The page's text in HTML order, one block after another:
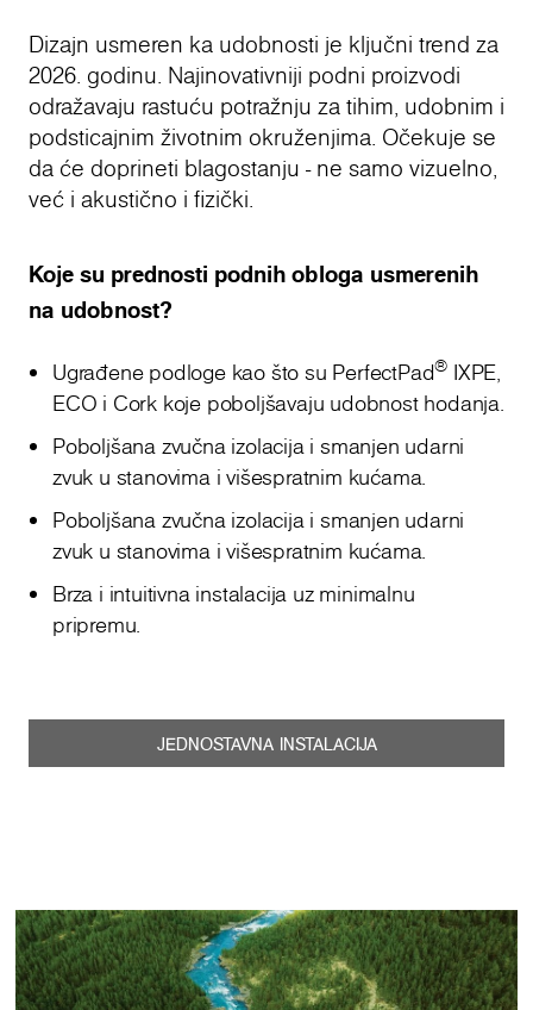
Dizajn usmeren ka udobnosti je ključni trend za
2026. godinu. Najinovativniji podni proizvodi
odražavaju rastuću potražnju za tihim, udobnim i
podsticajnim životnim okruženjima. Očekuje se
da će doprineti blagostanju - ne samo vizuelno,
već i akustično i fizički.
Koje su prednosti podnih obloga usmerenih
na udobnost?
Ugrađene podloge kao što su PerfectPad® IXPE,
ECO i Cork koje poboljšavaju udobnost hodanja.
Poboljšana zvučna izolacija i smanjen udarni
zvuk u stanovima i višespratnim kućama.
Poboljšana zvučna izolacija i smanjen udarni
zvuk u stanovima i višespratnim kućama.
Brza i intuitivna instalacija uz minimalnu
pripremu.
JEDNOSTAVNA INSTALACIJA